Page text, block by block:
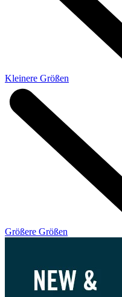
Kleinere Größen
Größere Größen